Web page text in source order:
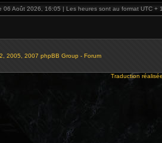
06 Août 2026, 16:05 | Les heures sont au format UTC +
2005, 2007 phpBB Group - Forum
Traduction